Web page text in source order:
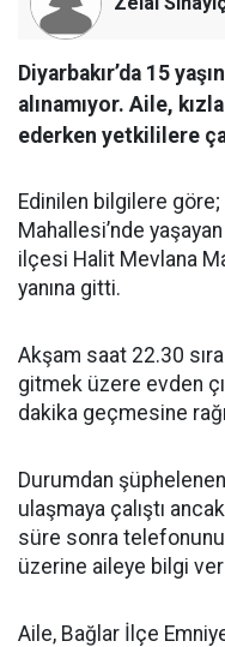
Diyarbakır’da 15
alınamıyor. Aile,
ederken yetkililere
Edinilen bilgilere
Mahallesi’nde
ilçesi Halit Mevlana
yanına gitti.
Akşam saat 22.30
gitmek üzere evden
dakika geçmesine
Durumdan
ulaşmaya çalıştı
süre sonra
üzerine aileye bilgi
Aile, Bağlar İlçe